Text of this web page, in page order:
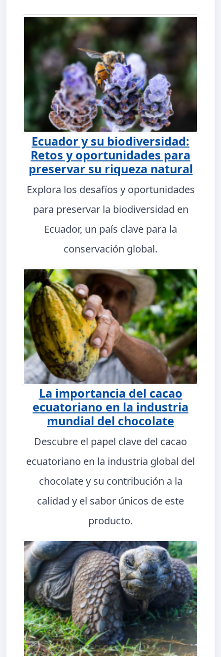
Ecuador y su biodiversidad:
Retos y oportunidades para
preservar su riqueza natural
Explora los desafíos y oportunidades
para preservar la biodiversidad en
Ecuador, un país clave para la
conservación global.
La importancia del cacao
ecuatoriano en la industria
mundial del chocolate
Descubre el papel clave del cacao
ecuatoriano en la industria global del
chocolate y su contribución a la
calidad y el sabor únicos de este
producto.